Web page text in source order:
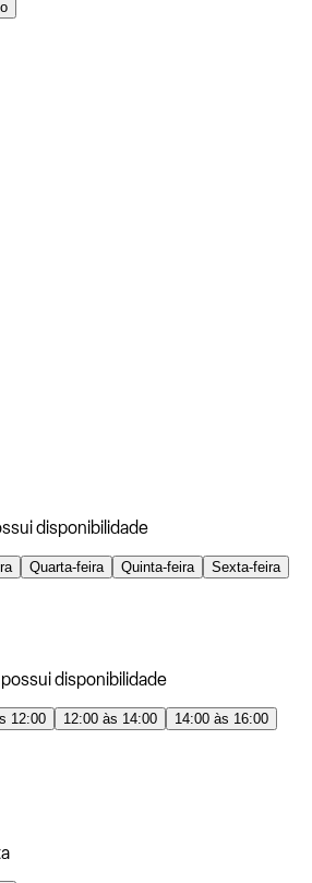
disponibilidade
Quarta-feira Quinta-feira
Sexta-feira
disponibilidade
12:00 12:00 às 14:00
14:00 às 16:00